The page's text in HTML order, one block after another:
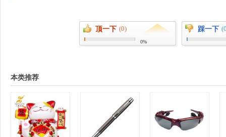
顶一下 (0)
0%
踩一下
本类推荐